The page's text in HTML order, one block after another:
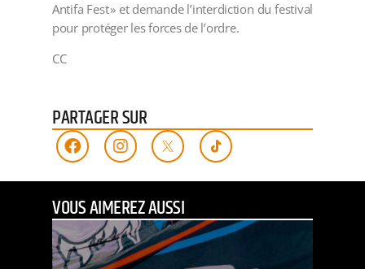
Antifa Fest » et demande l’interdiction du festival
pour protéger les forces de l’ordre.
CC
PARTAGER SUR
VOUS AIMEREZ AUSSI